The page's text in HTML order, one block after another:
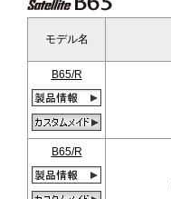
モデル名
B65/R
B65/R